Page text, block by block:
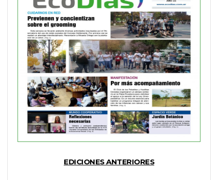
EDICIONES ANTERIORES